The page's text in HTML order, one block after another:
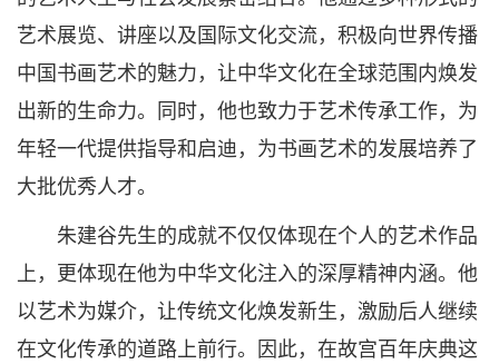
艺术展览、讲座以及国际文化交流，积极向世界传播
中国书画艺术的魅力，让中华文化在全球范围内焕发
出新的生命力。同时，他也致力于艺术传承工作，为
年轻一代提供指导和启迪，为书画艺术的发展培养了
大批优秀人才。
朱建谷先生的成就不仅仅体现在个人的艺术作品
上，更体现在他为中华文化注入的深厚精神内涵。他
以艺术为媒介，让传统文化焕发新生，激励后人继续
在文化传承的道路上前行。因此，在故宫百年庆典这